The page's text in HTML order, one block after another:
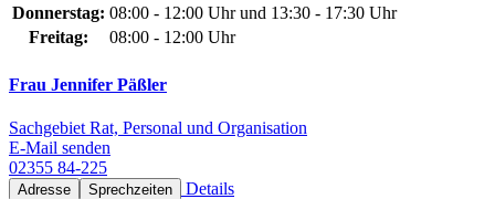
Donnerstag: 08:00 - 12:00 Uhr und 13:30 - 17:30 Uhr
Freitag:
08:00 - 12:00 Uhr
Frau Jennifer Päßler
Sachgebiet Rat, Personal und Organisation
E-Mail senden
02355 84-225
Adresse Sprechzeiten Details